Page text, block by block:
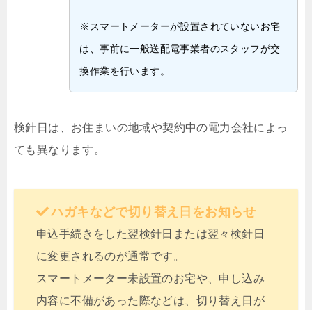
※スマートメーターが設置されていないお宅
は、事前に一般送配電事業者のスタッフが交
換作業を行います。
検針日は、お住まいの地域や契約中の電力会社によっ
ても異なります。
ハガキなどで切り替え日をお知らせ
申込手続きをした翌検針日または翌々検針日
に変更されるのが通常です。
スマートメーター未設置のお宅や、申し込み
内容に不備があった際などは、切り替え日が